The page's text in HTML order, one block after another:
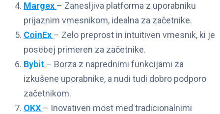
Margex – Zanesljiva platforma z uporabniku
prijaznim vmesnikom, idealna za začetnike.
CoinEx – Zelo preprost in intuitiven vmesnik, ki je
posebej primeren za začetnike.
Bybit – Borza z naprednimi funkcijami za
izkušene uporabnike, a nudi tudi dobro podporo
začetnikom.
OKX – Inovativen most med tradicionalnimi